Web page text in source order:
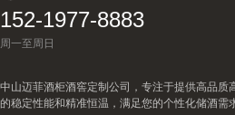
152-1977-8883
周一至周日
中山迈菲酒柜酒窖定制公司，专注于提供高品
的稳定性能和精准恒温，满足您的个性化储酒